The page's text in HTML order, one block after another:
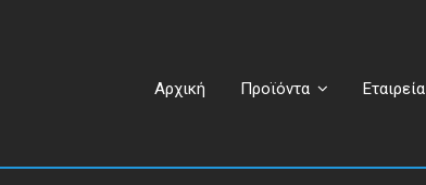
Αρχική Προϊόντα Εταιρεία